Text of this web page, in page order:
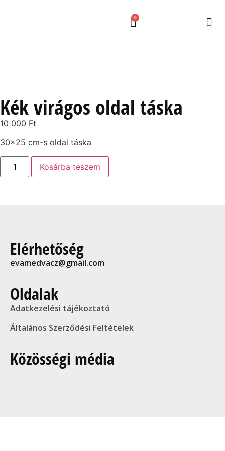
0
Kék virágos oldal táska
10 000 Ft
30×25 cm-s oldal táska
Kosárba teszem
Elérhetőség
evamedvacz@gmail.com
Oldalak
Adatkezelési tájékoztató
Általános Szerződési Feltételek
Közösségi média